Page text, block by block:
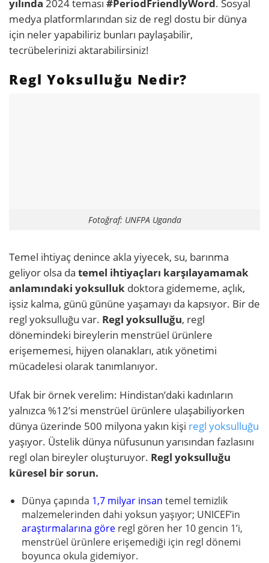
yılında 2024 teması #PeriodFriendlyWord. Sosyal
medya platformlarından siz de regl dostu bir dünya
için neler yapabiliriz bunları paylaşabilir,
tecrübelerinizi aktarabilirsiniz!
Regl Yoksulluğu Nedir?
Fotoğraf: UNFPA Uganda
Temel ihtiyaç denince akla yiyecek, su, barınma
geliyor olsa da temel ihtiyaçları karşılayamamak
anlamındaki yoksulluk doktora gidememe, açlık,
işsiz kalma, günü gününe yaşamayı da kapsıyor. Bir de
regl yoksulluğu var. Regl yoksulluğu, regl
dönemindeki bireylerin menstrüel ürünlere
erişememesi, hijyen olanakları, atık yönetimi
mücadelesi olarak tanımlanıyor.
Ufak bir örnek verelim: Hindistan’daki kadınların
yalnızca %12’si menstrüel ürünlere ulaşabiliyorken
dünya üzerinde 500 milyona yakın kişi regl yoksulluğu
yaşıyor. Üstelik dünya nüfusunun yarısından fazlasını
regl olan bireyler oluşturuyor. Regl yoksulluğu
küresel bir sorun.
Dünya çapında 1,7 milyar insan temel temizlik
malzemelerinden dahi yoksun yaşıyor; UNICEF’in
araştırmalarına göre regl gören her 10 gencin 1’i,
menstrüel ürünlere erişemediği için regl dönemi
boyunca okula gidemiyor.